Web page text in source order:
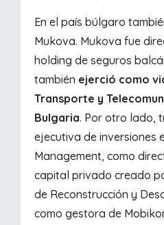
En el país búlgaro
Mukova. Mukova fue
holding de seguros
también ejerció como
Transporte y
Bulgaria. Por otro lado,
ejecutiva de inversiones
Management, como
capital privado creado
de Reconstrucción y
como gestora de